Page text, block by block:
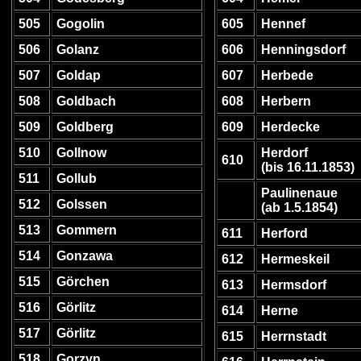
505
Gogolin
506
Golanz
507
Goldap
508
Goldbach
509
Goldberg
510
Gollnow
511
Gollub
512
Golssen
513
Gommern
514
Gonzawa
515
Görchen
516
Görlitz
517
Görlitz
605
Hennef
606
Henningsdorf
607
Herbede
608
Herbern
609
Herdecke
610
Herdorf
(bis 16.11.1853)
Paulinenaue
(ab 1.5.1854)
611
Herford
612
Hermeskeil
613
Hermsdorf
614
Herne
615
Herrnstadt